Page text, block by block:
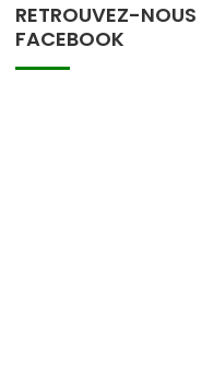
RETROUVEZ-NOUS
FACEBOOK